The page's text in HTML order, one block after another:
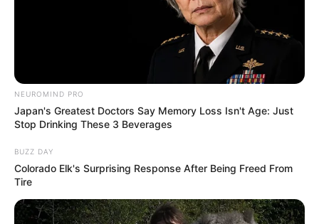
NEUROMIND PRO
Japan's Greatest Doctors Say Memory Loss Isn't Age: Just
Stop Drinking These 3 Beverages
BUZZ DAY
Colorado Elk's Surprising Response After Being Freed From
Tire